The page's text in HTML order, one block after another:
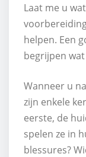
Laat me u
helpen. Een
begrijpen
Wanneer u
zijn enkele
eerste, de
spelen ze in
blessures?